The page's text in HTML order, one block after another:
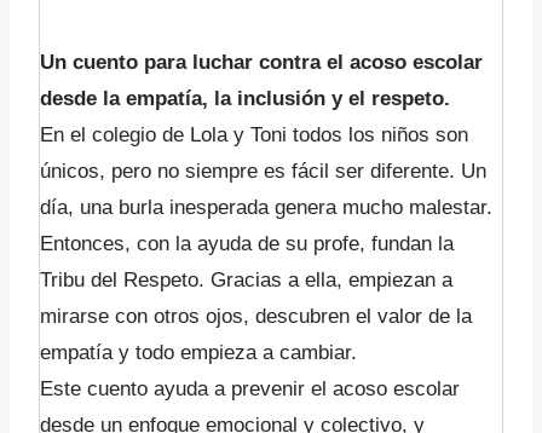
Un cuento para luchar contra el acoso escolar
desde la empatía, la inclusión y el respeto.
En el colegio de Lola y Toni todos los niños son
únicos, pero no siempre es fácil ser diferente. Un
día, una burla inesperada genera mucho malestar.
Entonces, con la ayuda de su profe, fundan la
Tribu del Respeto. Gracias a ella, empiezan a
mirarse con otros ojos, descubren el valor de la
empatía y todo empieza a cambiar.
Este cuento ayuda a prevenir el acoso escolar
desde un enfoque emocional y colectivo, y